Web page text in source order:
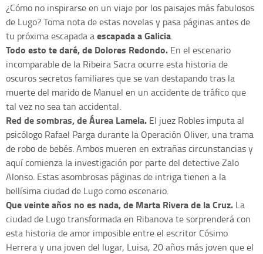
¿Cómo no inspirarse en un viaje por los paisajes más fabulosos
de Lugo? Toma nota de estas novelas y pasa páginas antes de
tu próxima escapada aescapada a Galicia.
Todo esto te daré, de Dolores Redondo. En el escenario
incomparable de la Ribeira Sacra ocurre esta historia de
oscuros secretos familiares que se van destapando tras la
muerte del marido de Manuel en un accidente de tráfico que
tal vez no sea tan accidental.
Red de sombras, de Áurea Lamela. El juez Robles imputa al
psicólogo Rafael Parga durante la Operación Oliver, una trama
de robo de bebés. Ambos mueren en extrañas circunstancias y
aquí comienza la investigación por parte del detective Zalo
Alonso. Estas asombrosas páginas de intriga tienen a la
bellísima ciudad de Lugo como escenario.
Que veinte años no es nada, de Marta Rivera de la Cruz. La
ciudad de Lugo transformada en Ribanova te sorprenderá con
esta historia de amor imposible entre el escritor Cósimo
Herrera y una joven del lugar, Luisa, 20 años más joven que el